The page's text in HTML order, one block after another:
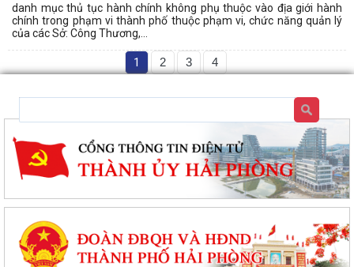
danh mục thủ tục hành chính không phụ thuộc vào địa giới hành
chính trong phạm vi thành phố thuộc phạm vi, chức năng quản lý
của các Sở: Công Thương,...
1 2 3 4